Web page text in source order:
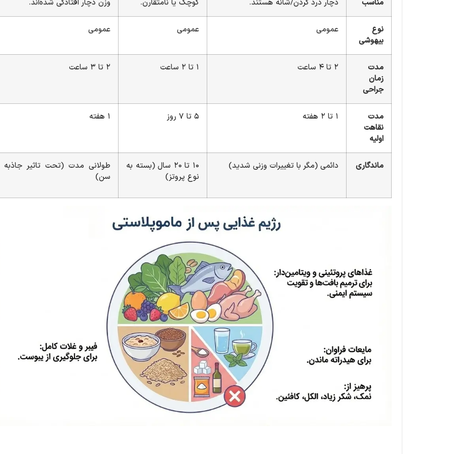
مناسب دچار درد گردن/شانه هستند. کوچک یا نامتقارن. وزن دچار افتادگی شده‌اند.
نوع
بیهوشی
عمومی عمومی عمومی
مدت
زمان
جراحی
۲ تا ۴ ساعت ۱ تا ۲ ساعت ۲ تا ۳ ساعت
مدت
نقاهت
اولیه
۱ تا ۲ هفته ۵ تا ۷ روز ۱ هفته
ماندگاری دائمی (مگر با تغییرات وزنی شدید)
۱۰ تا ۲۰ سال (بسته به
نوع پروتز)
طولانی مدت (تحت تاثیر جاذبه
سن)